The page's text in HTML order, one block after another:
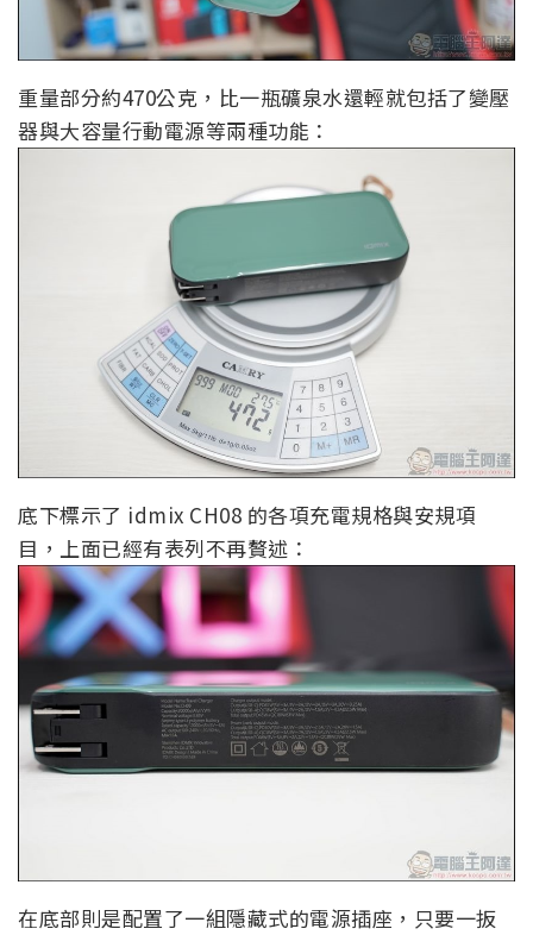
重量部分約470公克，比一瓶礦泉水還輕就包括了變壓
器與大容量行動電源等兩種功能：
底下標示了 idmix CH08 的各項充電規格與安規項
目，上面已經有表列不再贅述：
在底部則是配置了一組隱藏式的電源插座，只要一扳